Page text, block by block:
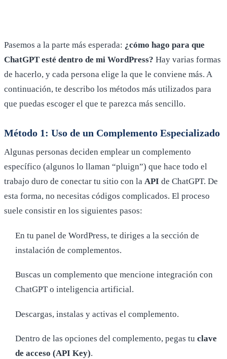
Pasemos a la parte más esperada: ¿cómo hago para que
ChatGPT esté dentro de mi WordPress? Hay varias formas
de hacerlo, y cada persona elige la que le conviene más. A
continuación, te describo los métodos más utilizados para
que puedas escoger el que te parezca más sencillo.
Método 1: Uso de un Complemento Especializado
Algunas personas deciden emplear un complemento
específico (algunos lo llaman “pluign”) que hace todo el
trabajo duro de conectar tu sitio con la API de ChatGPT. De
esta forma, no necesitas códigos complicados. El proceso
suele consistir en los siguientes pasos:
En tu panel de WordPress, te diriges a la sección de
instalación de complementos.
Buscas un complemento que mencione integración con
ChatGPT o inteligencia artificial.
Descargas, instalas y activas el complemento.
Dentro de las opciones del complemento, pegas tuclave
de acceso (API Key).